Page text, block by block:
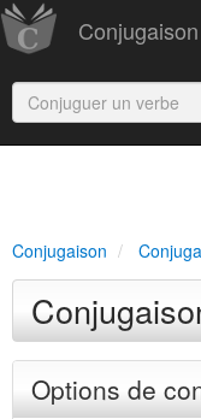
Conjugaison
Options de